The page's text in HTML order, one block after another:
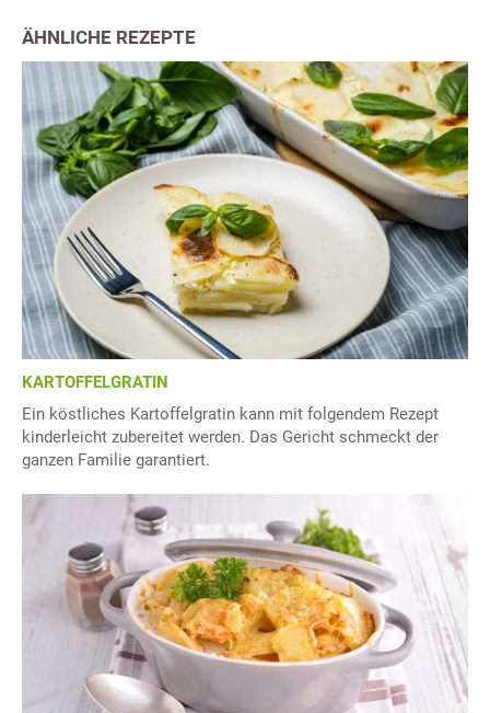
ÄHNLICHE REZEPTE
KARTOFFELGRATIN
Ein köstliches Kartoffelgratin kann mit folgendem Rezept
kinderleicht zubereitet werden. Das Gericht schmeckt der
ganzen Familie garantiert.